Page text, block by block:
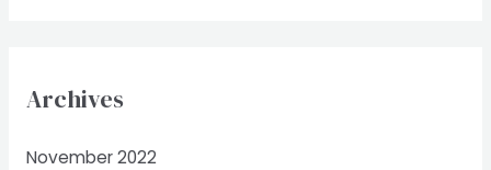
Archives
November 2022